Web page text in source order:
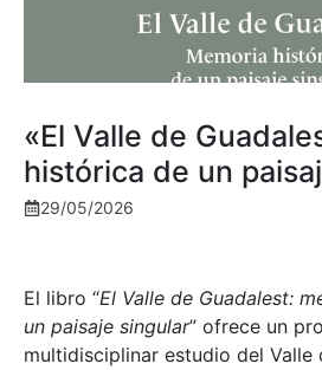
«El Valle de
histórica de un
29/05/2026
El libro “El Valle de Guadalest:
un paisaje singular” ofrece un
multidisciplinar estudio del Valle